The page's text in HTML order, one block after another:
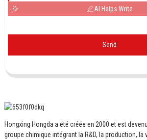
AI Helps Write
Send
Hongxing Hongda a été créée en 2000 et est
groupe chimique intégrant la R&D, la production, la